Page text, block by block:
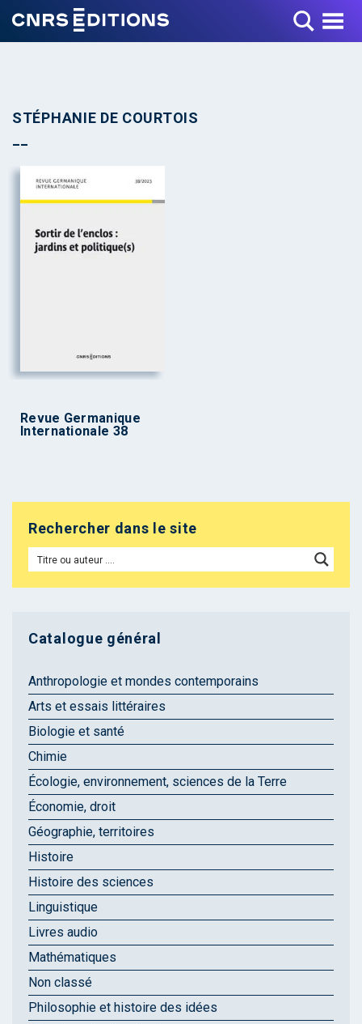
Toggle Menu
STÉPHANIE DE COURTOIS
Revue Germanique
Internationale 38
Rechercher dans le site
Catalogue général
Anthropologie et mondes contemporains
Arts et essais littéraires
Biologie et santé
Chimie
Écologie, environnement, sciences de la Terre
Économie, droit
Géographie, territoires
Histoire
Histoire des sciences
Linguistique
Livres audio
Mathématiques
Non classé
Philosophie et histoire des idées